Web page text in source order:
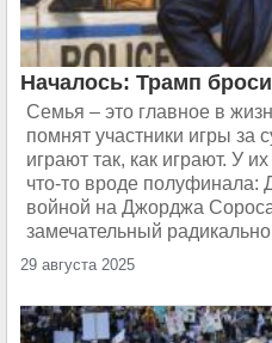
Началось: Трамп
Семья – это главное в
помнят участники игры за
играют так, как играют. У
что-то вроде
войной на Джорджа
замечательный
29 августа 2025